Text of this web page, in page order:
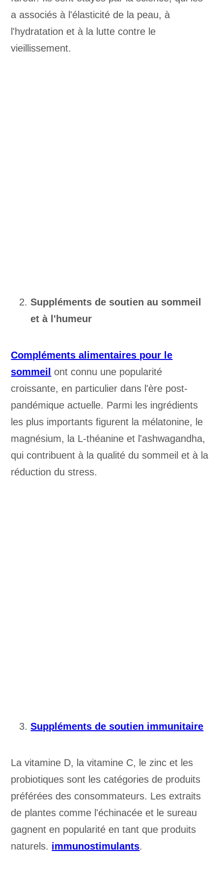
a associés à l'élasticité de la peau, à
l'hydratation et à la lutte contre le
vieillissement.
Suppléments de soutien au sommeil
et à l'humeur
Compléments alimentaires pour le
sommeil ont connu une popularité
croissante, en particulier dans l'ère post-
pandémique actuelle. Parmi les ingrédients
les plus importants figurent la mélatonine, le
magnésium, la L-théanine et l'ashwagandha,
qui contribuent à la qualité du sommeil et à la
réduction du stress.
Suppléments de soutien immunitaire
La vitamine D, la vitamine C, le zinc et les
probiotiques sont les catégories de produits
préférées des consommateurs. Les extraits
de plantes comme l'échinacée et le sureau
gagnent en popularité en tant que produits
naturels. immunostimulants.